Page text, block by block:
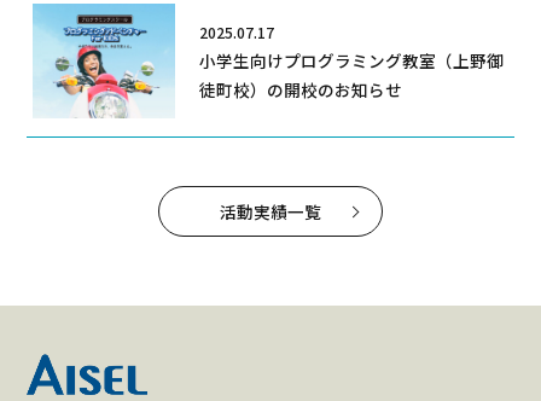
2025.07.17
小学生向けプログラミング教室（上野御
徒町校）の開校のお知らせ
活動実績一覧